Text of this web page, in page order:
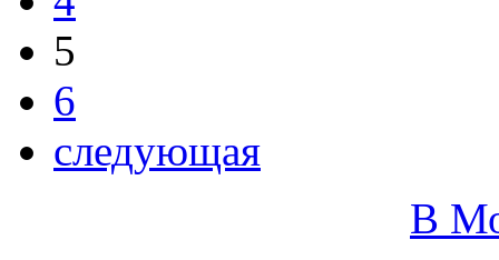
5
6
следующая
В